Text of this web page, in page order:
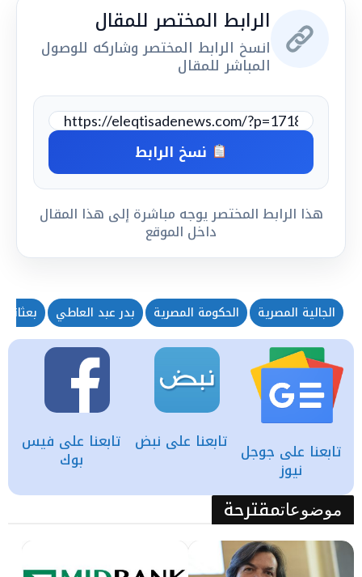
الرابط المختصر للمقال
انسخ الرابط المختصر وشاركه للوصول
المباشر للمقال
نسخ الرابط
هذا الرابط المختصر يوجه مباشرة إلى هذا المقال
داخل الموقع
الجالية المصرية الحكومة المصرية بدر عبد العاطي
تابعنا على فيس
بوك
تابعنا على نبض تابعنا على جوجل
نيوز
موضوعاتمقترحة